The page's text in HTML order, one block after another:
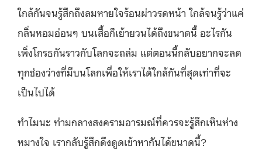
ใกล้กันจนรู้สึกถึงลมหายใจร้อนผ่าวรดหน้า ใกล้จนรู้ว่าแค่
กลิ่นหอมอ่อนๆ บนเสื้อก็เย้ายวนได้ถึงขนาดนี้ อะไรกัน
เพิ่งโกรธกันราวกับโลกจะถล่ม แต่ตอนนี้กลับอยากจะลด
ทุกช่องว่างที่มีบนโลกเพื่อให้เราได้ใกล้กันที่สุดเท่าที่จะ
เป็นไปได้
ทำไมนะ ท่ามกลางสงครามอารมณ์ที่ควรจะรู้สึกเหินห่าง
หมางใจ เรากลับรู้สึกดึงดูดเข้าหากันได้ขนาดนี้?